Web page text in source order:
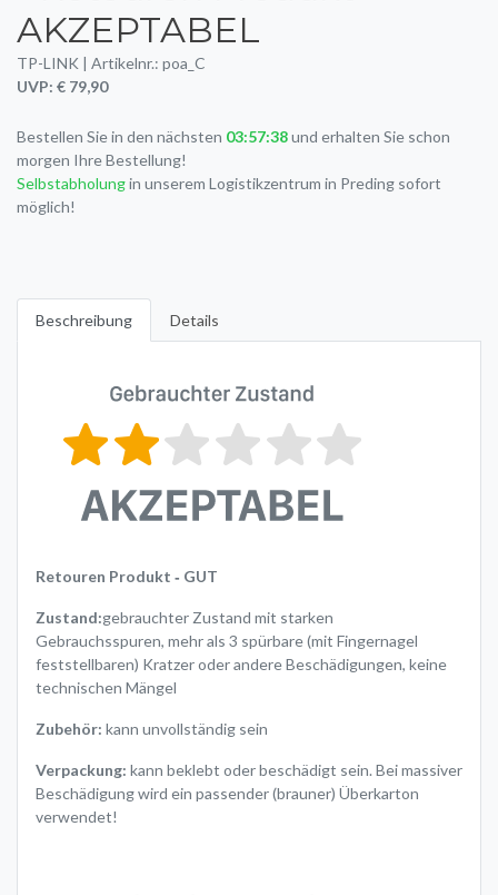
AKZEPTABEL
TP-LINK | Artikelnr.: poa_C
UVP: € 79,90
Bestellen Sie in den nächsten 03:57:38und erhalten Sie schon
morgen Ihre Bestellung!
Selbstabholungin unserem Logistikzentrum in Preding sofort
möglich!
Beschreibung Details
Retouren Produkt ‐ GUT
Zustand:gebrauchter Zustand mit starken
Gebrauchsspuren, mehr als 3 spürbare (mit Fingernagel
feststellbaren) Kratzer oder andere Beschädigungen, keine
technischen Mängel
Zubehör: kann unvollständig sein
Verpackung: kann beklebt oder beschädigt sein. Bei massiver
Beschädigung wird ein passender (brauner) Überkarton
verwendet!